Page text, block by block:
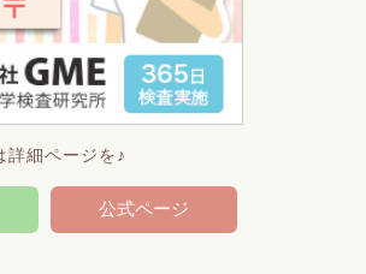
詳細ページを♪
公式ページ